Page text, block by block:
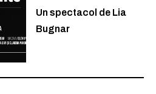
Un spectacol de Lia
Bugnar